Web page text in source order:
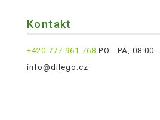
Kontakt
+420 777 961 768 PO - PÁ, 08:00
info@dilego.cz